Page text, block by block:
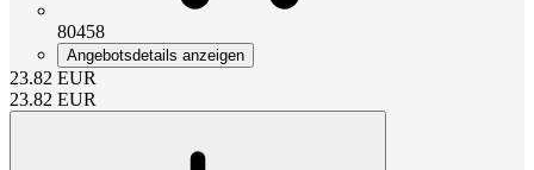
80458
Angebotsdetails anzeigen
23.82 EUR
23.82 EUR